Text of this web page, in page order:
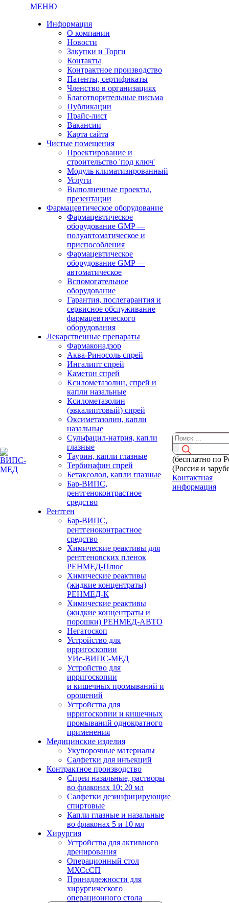
МЕНЮ
Информация
О компании
Новости
Закупки и Торги
Контакты
Контрактное производство
Патенты, сертификаты
Членство в организациях
Благотворительные письма
Публикации
Прайс-лист
Вакансии
Карта сайта
Чистые помещения
Проектирование и
строительство 'под ключ'
Модуль климатизированный
Услуги
Выполненные проекты,
презентации
Фармацевтическое оборудование
Фармацевтическое
оборудование GMP —
полуавтоматическое и
приспособления
Фармацевтическое
оборудование GMP —
автоматическое
Вспомогательное
оборудование
Гарантия, послегарантия и
сервисное обслуживание
фармацевтического
оборудования
Лекарственные препараты
Фармаконадзор
Аква-Риносоль спрей
Ингалипт спрей
Каметон спрей
Ксилометазолин, спрей и
капли назальные
Ксилометазолин
(эвкалиптовый) спрей
Оксиметазолин, капли
назальные
Сульфацил-натрия, капли
глазные
Таурин, капли глазные
Тербинафин спрей
Бетаксолол, капли глазные
Бар-ВИПС,
рентгеноконтрастное
средство
Рентген
Бар-ВИПС,
рентгеноконтрастное
средство
Химические реактивы для
рентгеновских пленок
РЕНМЕД-Плюс
Химические реактивы
(жидкие концентраты)
РЕНМЕД-К
Химические реактивы
(жидкие концентраты и
порошки) РЕНМЕД-АВТО
Негатоскоп
Устройство для
ирригоскопии
УИс-ВИПС-МЕД
Устройство для
ирригоскопии
и кишечных промываний и
орошений
Устройства для
ирригоскопии и кишечных
промываний однократного
применения
Медицинские изделия
Укупорочные материалы
Салфетки для инъекций
Контрактное производство
Спреи назальные, растворы
во флаконах 10; 20 мл
Салфетки дезинфицирующие
спиртовые
Капли глазные и назальные
во флаконах 5 и 10 мл
Хирургия
Устройства для активного
дренирования
Операционный стол
МХСсСП
Принадлежности для
хирургического
операционного стола
(бесплатно по
(Россия и
Контактная
информация